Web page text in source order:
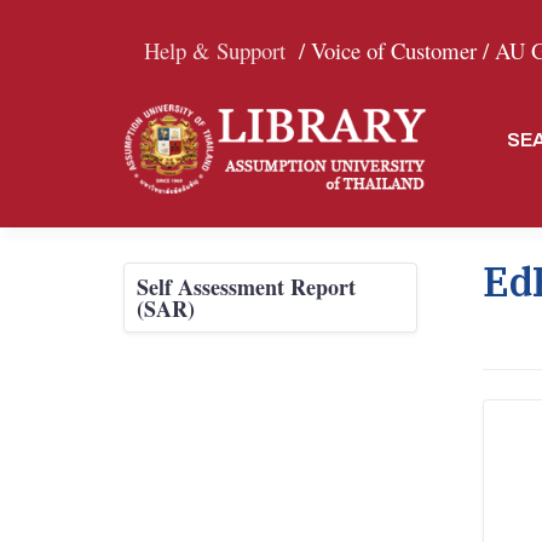
Help & Support / Voice of Customer /AU
Self Assessment Report
(SAR)